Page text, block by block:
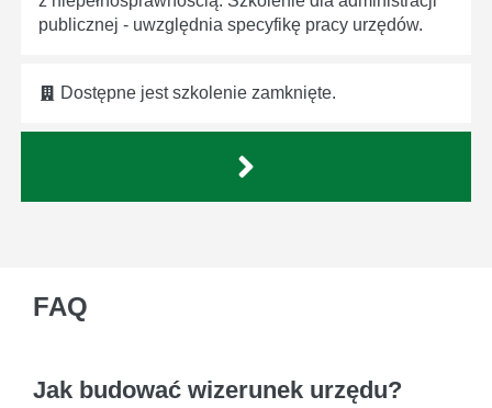
publicznej - uwzględnia specyfikę pracy urzędów.
Dostępne jest szkolenie zamknięte.
FAQ
Jak budować wizerunek urzędu?